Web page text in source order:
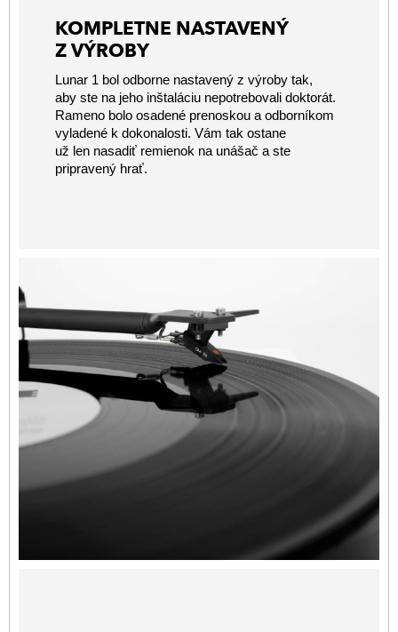
KOMPLETNE NASTAVENÝ
Z VÝROBY
Lunar 1 bol odborne nastavený z výroby tak,
aby ste na jeho inštaláciu nepotrebovali doktorát.
Rameno bolo osadené prenoskou a odborníkom
vyladené k dokonalosti. Vám tak ostane
už len nasadiť remienok na unášač a ste
pripravený hrať.